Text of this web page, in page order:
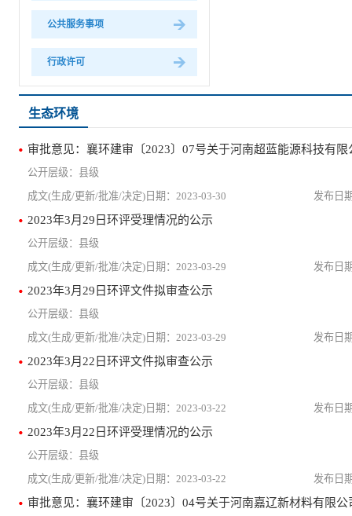
公共服务事项
行政许可
生态环境
县级
2023-03-30
2023年3月29日环评受理情况的公示
县级
2023-03-29
2023年3月29日环评文件拟审查公示
县级
2023-03-29
2023年3月22日环评文件拟审查公示
县级
2023-03-22
2023年3月22日环评受理情况的公示
县级
2023-03-22